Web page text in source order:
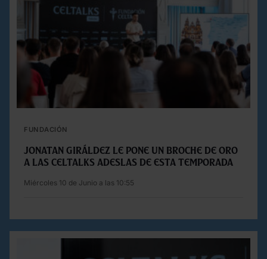
FUNDACIÓN
JONATAN GIRÁLDEZ LE PONE UN BROCHE DE ORO
A LAS CELTALKS ADESLAS DE ESTA TEMPORADA
Miércoles 10 de Junio a las 10:55